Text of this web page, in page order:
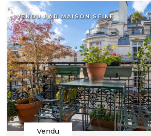
VENDU PAR MAISON SEINE
Vendu